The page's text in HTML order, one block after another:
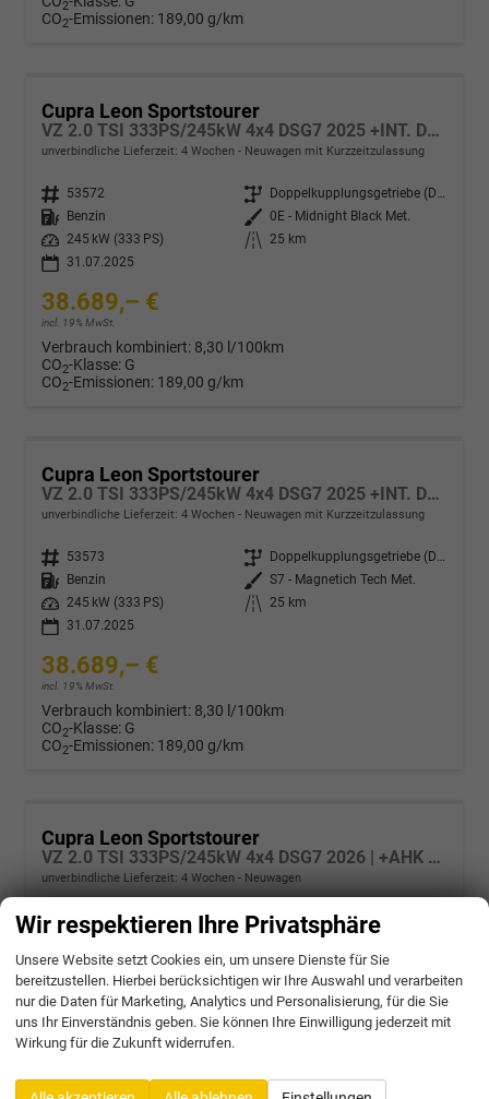
2
CO2-Emissionen: 189,00 g/km
Cupra Leon Sportstourer
VZ 2.0 TSI 333PS/245kW 4x4 DSG7 2025 +INT. DRIVE+MATRIX+AHK+Erweiterte Garantie.
unverbindliche Lieferzeit: 4 Wochen Neuwagen mit Kurzzeitzulassung
Fahrzeugnr. 53572 Getriebe
Doppelkupplungsgetriebe (DSG)
Kraftstoff
Benzin Außenfarbe 0E - Midnight Black Met.
Leistung
245 kW (333 PS) Kilometerstand
25 km
31.07.2025
38.689,– €
incl. 19% MwSt.
Verbrauch kombiniert: 8,30 l/100km
CO2-Klasse: G
CO2-Emissionen: 189,00 g/km
Cupra Leon Sportstourer
VZ 2.0 TSI 333PS/245kW 4x4 DSG7 2025 +INT. DRIVE+MATRIX+AHK+Erweiterte Garantie.
unverbindliche Lieferzeit: 4 Wochen Neuwagen mit Kurzzeitzulassung
Fahrzeugnr. 53573 Getriebe
Doppelkupplungsgetriebe (DSG)
Kraftstoff
Benzin Außenfarbe S7 - Magnetich Tech Met.
Leistung
245 kW (333 PS) Kilometerstand
25 km
31.07.2025
38.689,– €
incl. 19% MwSt.
Verbrauch kombiniert: 8,30 l/100km
CO2-Klasse: G
CO2-Emissionen: 189,00 g/km
Cupra Leon Sportstourer
VZ 2.0 TSI 333PS/245kW 4x4 DSG7 2026 | +AHK +NAVI +Matrix +Immersive +5J Erw. Garantie
unverbindliche Lieferzeit: 4 Wochen Neuwagen
Fahrzeugnr. 70969 Getriebe
Leistung
245 kW (333 PS)
39.826,– €
incl. 19% MwSt.
Verbrauch kombiniert:8,30 l/100km
2 -Emissionen:
Wir respektieren Ihre Privatsphäre
Unsere Website setzt Cookies ein, um unsere Dienste für Sie
bereitzustellen. Hierbei berücksichtigen wir Ihre Auswahl und verarbeiten
nur die Daten für Marketing, Analytics und Personalisierung, für die Sie
uns Ihr Einverständnis geben. Sie können Ihre Einwilligung jederzeit mit
Wirkung für die Zukunft widerrufen.